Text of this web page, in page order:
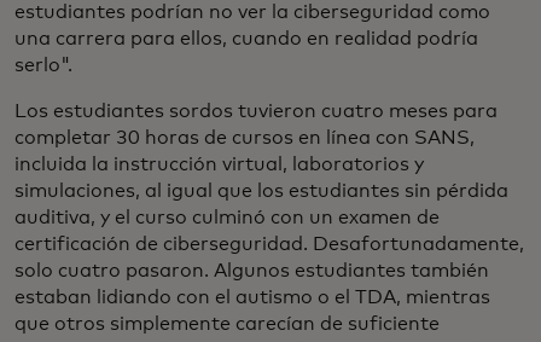
estudiantes podrían no ver la ciberseguridad como
una carrera para ellos, cuando en realidad podría
serlo".
Los estudiantes sordos tuvieron cuatro meses para
completar 30 horas de cursos en línea con SANS,
incluida la instrucción virtual, laboratorios y
simulaciones, al igual que los estudiantes sin pérdida
auditiva, y el curso culminó con un examen de
certificación de ciberseguridad. Desafortunadamente,
solo cuatro pasaron. Algunos estudiantes también
estaban lidiando con el autismo o el TDA, mientras
que otros simplemente carecían de suficiente